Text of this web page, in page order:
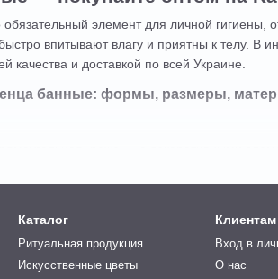
элемент для личной
впитывают влагу и приятны к телу. В
качества и доставкой по всей Украине.
банные: формы, размеры,
— чаще в сдержанных цветах и простом
с рисунком или логотипом,
Каталог
Ритуальная продукция
Искусственные цветы
Клиентам
Вход в
О нас